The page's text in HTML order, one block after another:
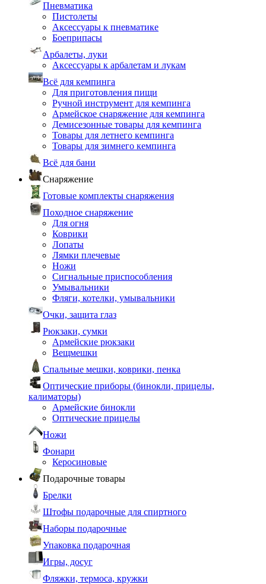
Пневматика
Пистолеты
Аксессуары к пневматике
Боеприпасы
Арбалеты, луки
Аксессуары к арбалетам и лукам
Всё для кемпинга
Для приготовления пищи
Ручной инструмент для кемпинга
Армейское снаряжение для кемпинга
Демисезонные товары для кемпинга
Товары для летнего кемпинга
Товары для зимнего кемпинга
Всё для бани
Снаряжение
Готовые комплекты снаряжения
Походное снаряжение
Для огня
Коврики
Лопаты
Лямки плечевые
Ножи
Сигнальные приспособления
Умывальники
Фляги, котелки, умывальники
Очки, защита глаз
Рюкзаки, сумки
Армейские рюкзаки
Вещмешки
Спальные мешки, коврики, пенка
Оптические приборы (бинокли, прицелы,
калиматоры)
Армейские бинокли
Оптические прицелы
Ножи
Фонари
Керосиновые
Подарочные товары
Брелки
Штофы подарочные для спиртного
Наборы подарочные
Упаковка подарочная
Игры, досуг
Фляжки, термоса, кружки